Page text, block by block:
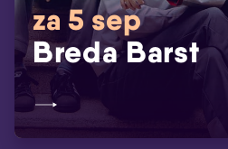
za 5 sep
Breda Barst